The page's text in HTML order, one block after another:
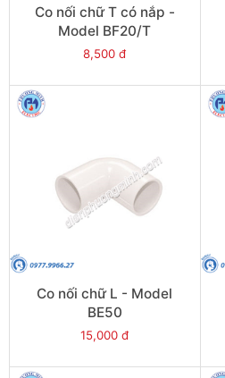
Co nối chữ T có nắp -
Model BF20/T
8,500 đ
Co nối chữ L - Model
BE50
15,000 đ